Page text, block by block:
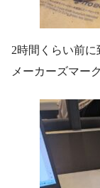
2時間くらい前
メーカーズマー